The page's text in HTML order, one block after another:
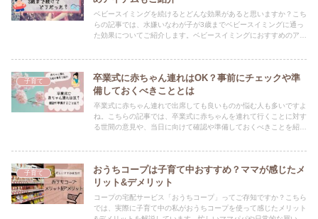
ベビースイミングを続けるとどんな効果があると思いますか？こち
らの記事では、水嫌いなわが子が3歳までベビースイミングに通っ
た効果についてご紹介します。ベビースイミングにおすすめのアイ
子育て
卒業式に赤ちゃん連れはOK？事前にチェックや準
備しておくべきこととは
卒業式に赤ちゃん連れで出席しても良いものか悩む人も多いですよ
ね。こちらの記事では、卒業式に赤ちゃんを連れて行くことに対す
る世間の意見や、当日に向けて確認や準備しておくべきことを紹介
子育て
おうちコープは子育て中おすすめ？ママが感じたメ
リット&デメリット
コープの宅配サービス「おうちコープ」ってご存知ですか？こちら
では、実際に子育て中の私がおうちコープを使って感じたメリット